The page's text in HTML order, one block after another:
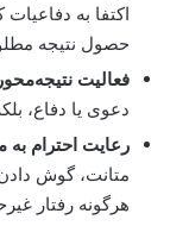
اکتفا به
حصول نتیجه
فعالیت
دعوی یا دفاع،
رعایت احترام
متانت، گوش
هرگونه رفتار